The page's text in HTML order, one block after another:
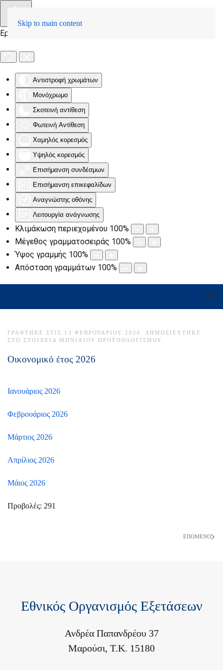
Εργαλειοθήκη Προσβασιμότητας
Αντιστροφή χρωμάτων
Μονόχρωμο
Σκοτεινή αντίθεση
Φωτεινή Αντίθεση
Χαμηλός κορεσμός
Υψηλός κορεσμός
Επισήμανση συνδέσμων
Επισήμανση επικεφαλίδων
Αναγνώστης οθόνης
Λειτουργία ανάγνωσης
Κλιμάκωση περιεχομένου 100%
Μέγεθος γραμματοσειράς 100%
Ύψος γραμμής 100%
Απόσταση γραμμάτων 100%
Skip to main content
ΓΡΆΦΤΗΚΕ ΣΤΙΣ 13 ΦΕΒΡΟΥΑΡΊΟΥ 2026 . ΔΗΜΟΣΙΕΎΤΗΚΕ
ΣΤΟ ΣΤΟΙΧΕΊΑ ΜΗΝΙΑΊΟΥ ΠΡΟΫΠΟΛΟΓΙΣΜΟΎ .
Οικονομικό έτος 2026
Ιανουάριος 2026
Φεβρουάριος 2026
Μάρτιος 2026
Απρίλιος 2026
Μάιος 2026
Προβολές: 291
ΕΠΌΜΕΝΟ
Εθνικός Οργανισμός Εξετάσεων
Ανδρέα Παπανδρέου 37
Μαρούσι, Τ.Κ. 15180